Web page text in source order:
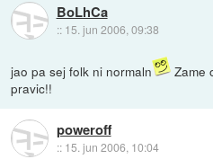
BoLhCa
:: 15. jun 2006, 09:38
jao pa sej folk ni normaln
Zame
pravic!!
poweroff
:: 15. jun 2006, 10:04